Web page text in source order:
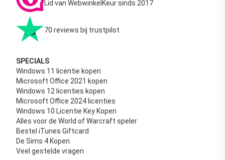
Lid van WebwinkelKeur sinds 2017
70 reviews bij trustpilot
SPECIALS
Windows 11 licentie kopen
Microsoft Office 2021 kopen
Windows 12 licenties kopen
Microsoft Office 2024 licenties
Windows 10 Licentie Key Kopen
Alles voor de World of Warcraft speler
Bestel iTunes Giftcard
De Sims 4 Kopen
Veel gestelde vragen